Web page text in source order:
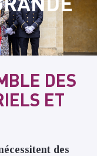
DES
ET
des